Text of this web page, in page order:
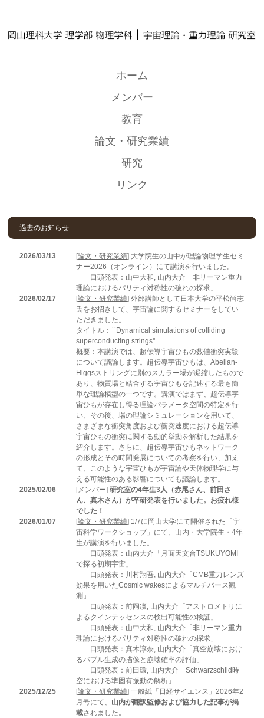
ホーム
メンバー
教育
論文・研究業績
研究
リンク
過去のお知らせ
2026/03/13 [論文・研究業績] 大学院生の山中が理論物理学生セミ
ナー2026（オンライン）にて講演を行いました。
口頭発表：山中大和, 山内大介「非リーマン重力
理論におけるパリティ対称性の破れの探求」
2026/02/17
[論文・研究業績] 外部講師として日本大学の平松尚志
氏をお招きして、宇宙論に関するセミナーをしてい
ただきました。
タイトル：``Dynamical simulations of colliding
superconducting strings''
概要：本講演では、超伝導宇宙ひもの数値衝突実験
について議論します。超伝導宇宙ひもは、Abelian-
Higgsストリングに別のスカラー場が凝縮したもので
あり、物質場と結合する宇宙ひもを記述する最も簡
単な理論模型の一つです。講演ではまず、超伝導宇
宙ひもが存在し得る理論パラメータ空間の特定を行
い、その後、場の理論シミュレーションを用いて、
さまざまな衝突角度および衝突速度における超伝導
宇宙ひもの衝突に関する動的挙動を解析した結果を
紹介します。さらに、超伝導宇宙ひもネットワーク
の形成とその時間発展についての考察を行い、加え
て、このような宇宙ひもが宇宙論や天体物理学に与
える可能性のある影響についても議論します。
2025/02/06
[メンバー]研究室の4年生3人（赤尾さん、前田さ
ん、真木さん）が卒研発表を行いました。お疲れ様
でした！
2026/01/07
[論文・研究業績] 1/7に岡山大学にて開催された「宇
宙科学ワークショップ」にて、山内・大学院生・4年
生が講演を行いました。
口頭発表：山内大介「月面天文台TSUKUYOMI
で探る初期宇宙」
口頭発表：川村翔吾, 山内大介「CMB重力レンズ
効果を用いたCosmic wakesによるマルチバース観
測」
口頭発表：前岡凜, 山内大介「アストロメトリに
よるクインテッセンスの検出可能性の検証」
口頭発表：山中大和, 山内大介「非リーマン重力
理論におけるパリティ対称性の破れの探求」
口頭発表：真木淳奈, 山内大介「真空崩壊におけ
るバブル生成の描像と崩壊確率の評価」
口頭発表：前田環, 山内大介「Schwarzschild時
空における準固有振動の解析」
2025/12/25
[論文・研究業績] 一般紙「日経サイエンス」2026年2
月号にて、 山内が翻訳監修および協力した記事が掲
載されました。